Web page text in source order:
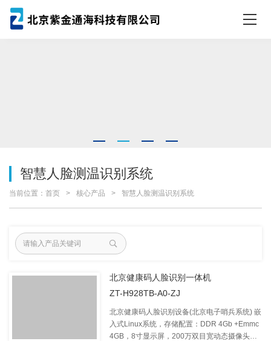
智慧人脸测温识别系统
当前位置： 首页 核心产品 智慧人脸测温识别系统
北京健康码人脸识别一体机
ZT-H928TB-A0-ZJ
北京健康码人脸识别设备(北京电子哨兵系统) 嵌
入式Linux系统，存储配置：DDR 4Gb +Emmc
4GB，8寸显示屏，200万双目宽动态摄像头，